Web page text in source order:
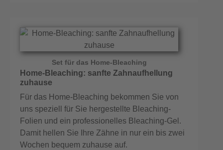
Set für das Home-Bleaching
Home-Bleaching: sanfte Zahnaufhellung
zuhause
Für das Home-Bleaching bekommen Sie von
uns speziell für Sie hergestellte Bleaching-
Folien und ein professionelles Bleaching-Gel.
Damit hellen Sie Ihre Zähne in nur ein bis zwei
Wochen bequem zuhause auf.